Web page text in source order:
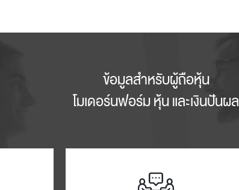
ข้อมูลสำหรับผู้ถือหุ้น
โมเดอร์นฟอร์ม หุ้น และเงินปันผล